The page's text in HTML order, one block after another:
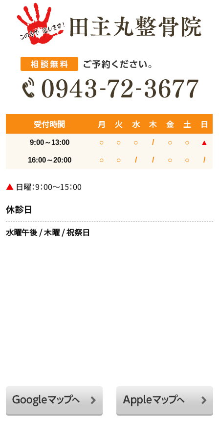
受付時間 月 火 水 木 金 土 日
9:00～13:00 ○ ○ ○ / ○ ○ ▲
16:00～20:00 ○ ○ / / ○ ○ /
▲ 日曜：9：00～15：00
休診日
水曜午後 / 木曜 / 祝祭日